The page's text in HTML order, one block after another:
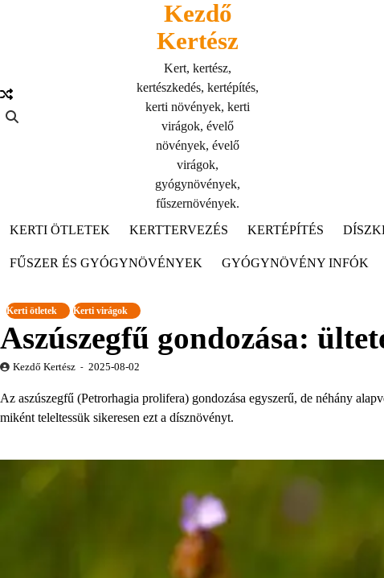
Kezdő
Kertész
Kert, kertész,
kertészkedés, kertépítés,
kerti növények, kerti
virágok, évelő
növények, évelő
virágok,
gyógynövények,
fűszernövények.
KERTI ÖTLETEK
KERTTERVEZÉS KERTÉPÍTÉS
FŰSZER ÉS GYÓGYNÖVÉNYEK GYÓGYNÖVÉNY INFÓK
Kerti ötletek Kerti virágok
Aszúszegfű gondozása:
Kezdő Kertész 2025-08-02
Az aszúszegfű (Petrorhagia prolifera) gondozása egyszerű, de néhány
miként teleltessük sikeresen ezt a dísznövényt.